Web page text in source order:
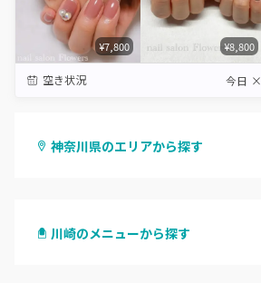
¥7,800 ¥8,800
空き状況 今日 ×
神奈川県のエリアから探す
川崎
川崎のメニューから探す